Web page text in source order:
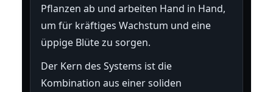
Pflanzen ab und arbeiten Hand in Hand,
um für kräftiges Wachstum und eine
üppige Blüte zu sorgen.
Der Kern des Systems ist die
Kombination aus einer soliden